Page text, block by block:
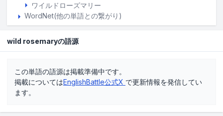
ワイルドローズマリー
WordNet(他の単語との繋がり)
wild rosemaryの語源
この単語の語源は掲載準備中です。
掲載についてはEnglishBattle公式X で更新情報を発信してい
ます。